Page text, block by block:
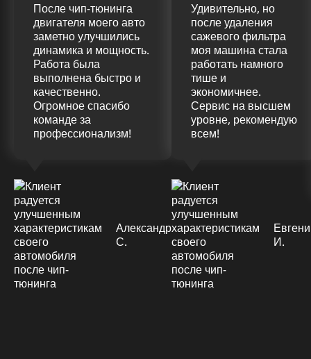
После чип-тюнинга
двигателя моего авто
заметно улучшились
динамика и мощность.
Работа была
выполнена быстро и
качественно.
Огромное спасибо
команде за
профессионализм!
Александр
С.
Удивительно, но
после удаления
сажевого фильтра
моя машина стала
работать намного
тише и
экономичнее.
Сервис на высшем
уровне, рекомендую
всем!
И.